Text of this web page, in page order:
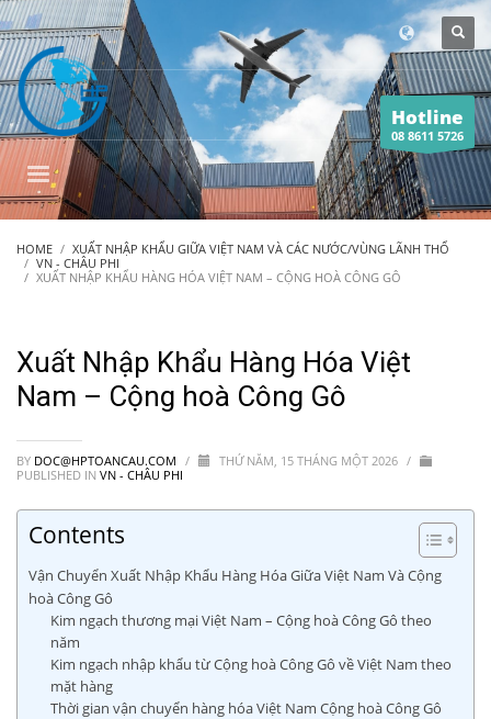
Hotline
08 8611 5726
HOME
XUẤT NHẬP KHẨU GIỮA VIỆT NAM VÀ CÁC NƯỚC/VÙNG LÃNH THỔ
VN - CHÂU PHI
XUẤT NHẬP KHẨU HÀNG HÓA VIỆT NAM – CỘNG HOÀ CÔNG GÔ
Xuất Nhập Khẩu Hàng Hóa Việt
Nam – Cộng hoà Công Gô
BY DOC@HPTOANCAU.COM / THỨ NĂM, 15 THÁNG MỘT 2026 /
PUBLISHED IN VN - CHÂU PHI
Contents
Vận Chuyển Xuất Nhập Khẩu Hàng Hóa Giữa Việt Nam Và Cộng
hoà Công Gô
Kim ngạch thương mại Việt Nam – Cộng hoà Công Gô theo
năm
Kim ngạch nhập khẩu từ Cộng hoà Công Gô về Việt Nam theo
mặt hàng
Thời gian vận chuyển hàng hóa Việt Nam Cộng hoà Công Gô